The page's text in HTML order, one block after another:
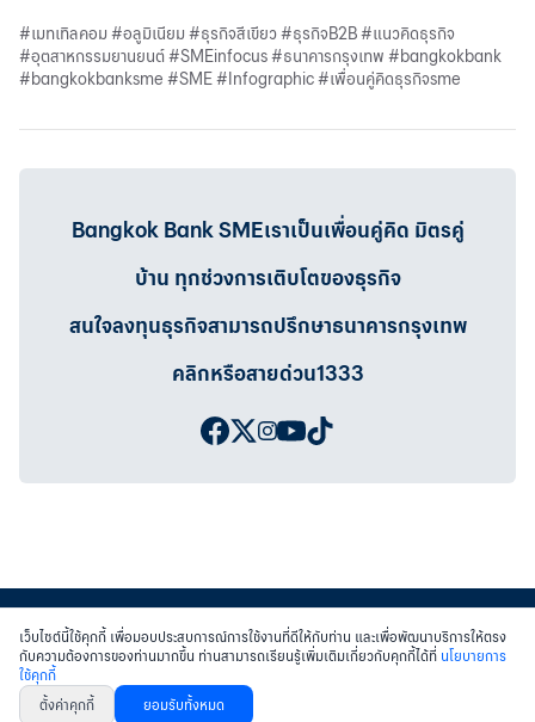
#เมทเทิลคอม #อลูมิเนียม #ธุรกิจสีเขียว #ธุรกิจB2B #แนวคิดธุรกิจ
#อุตสาหกรรมยานยนต์ #SMEinfocus #ธนาคารกรุงเทพ #bangkokbank
#bangkokbanksme #SME #Infographic #เพื่อนคู่คิดธุรกิจsme
Bangkok Bank SMEเราเป็นเพื่อนคู่คิด มิตรคู่
บ้าน ทุกช่วงการเติบโตของธุรกิจ
สนใจลงทุนธุรกิจสามารถปรึกษาธนาคารกรุงเทพ
คลิกหรือสายด่วน1333
สงวนสิทธิ์ พ.ศ.2558 บมจ.ธนาคารกรุงเทพฯ
หนังสือแจ้งการคุ้มครองข้อมูลส่วนบุคคล
เว็บไซต์นี้ใช้คุกกี้ เพื่อมอบประสบการณ์การใช้งานที่ดีให้กับท่าน และเพื่อพัฒนาบริการให้ตรง
กับความต้องการของท่านมากขึ้น ท่านสามารถเรียนรู้เพิ่มเติมเกี่ยวกับคุกกี้ได้ที่ นโยบายการ
ใช้คุกกี้
ตั้งค่าคุกกี้
ยอมรับทั้งหมด